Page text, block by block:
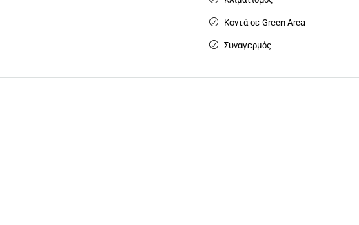
Κοντά σε Green Area
Συναγερμός